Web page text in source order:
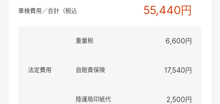
車検費用／合計（税込 55,440円
法定費用
重量税 6,600円
自賠責保険 17,540円
陸運局印紙代 2,500円